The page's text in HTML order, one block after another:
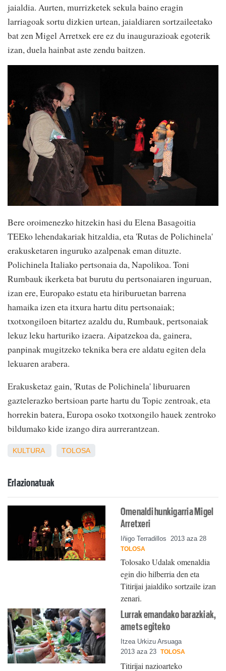
jaialdia. Aurten, murrizketek sekula baino eragin
larriagoak sortu dizkien urtean, jaialdiaren sortzaileetako
bat zen Migel Arretxek ere ez du inaugurazioak egoterik
izan, duela hainbat aste zendu baitzen.
Bere oroimenezko hitzekin hasi du Elena Basagoitia
TEEko lehendakariak hitzaldia, eta 'Rutas de Polichinela'
erakusketaren inguruko azalpenak eman dituzte.
Polichinela Italiako pertsonaia da, Napolikoa. Toni
Rumbauk ikerketa bat burutu du pertsonaiaren inguruan,
izan ere, Europako estatu eta hiriburuetan barrena
hamaika izen eta itxura hartu ditu pertsonaiak;
txotxongiloen bitartez azaldu du, Rumbauk, pertsonaiak
lekuz leku harturiko izaera. Aipatzekoa da, gainera,
panpinak mugitzeko teknika bera ere aldatu egiten dela
lekuaren arabera.
Erakusketaz gain, 'Rutas de Polichinela' liburuaren
gaztelerazko bertsioan parte hartu du Topic zentroak, eta
horrekin batera, Europa osoko txotxongilo hauek zentroko
bildumako kide izango dira aurrerantzean.
KULTURA TOLOSA
Erlazionatuak
Omenaldi hunkigarria Migel
Arretxeri
Iñigo Terradillos 2013 aza 28
TOLOSA
Tolosako Udalak omenaldia
egin dio hilberria den eta
Titirijai jaialdiko sortzaile izan
zenari.
Lurrak emandako barazkiak,
amets egiteko
Itzea Urkizu Arsuaga
2013 aza 23 TOLOSA
Titirijai nazioarteko